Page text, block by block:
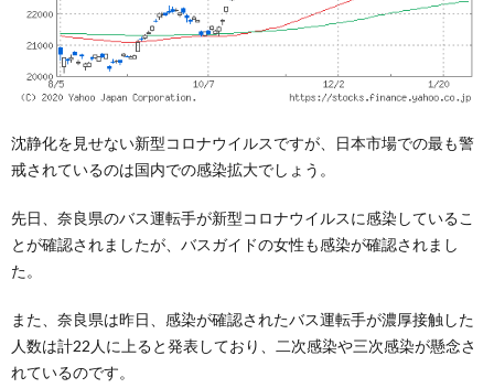
沈静化を見せない新型コロナウイルスですが、日本市場での最も警
戒されているのは国内での感染拡大でしょう。
先日、奈良県のバス運転手が新型コロナウイルスに感染しているこ
とが確認されましたが、バスガイドの女性も感染が確認されまし
た。
また、奈良県は昨日、感染が確認されたバス運転手が濃厚接触した
人数は計22人に上ると発表しており、二次感染や三次感染が懸念さ
れているのです。